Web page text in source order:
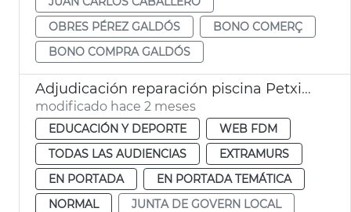
OBRES PÉREZ GALDÓS
BONO COMERÇ
BONO COMPRA GALDÓS
Adjudicación reparación piscina Petxina
modificado hace 2 meses
EDUCACIÓN Y DEPORTE
WEB FDM
TODAS LAS AUDIENCIAS
EXTRAMURS
EN PORTADA
EN PORTADA TEMÁTICA
NORMAL
JUNTA DE GOVERN LOCAL